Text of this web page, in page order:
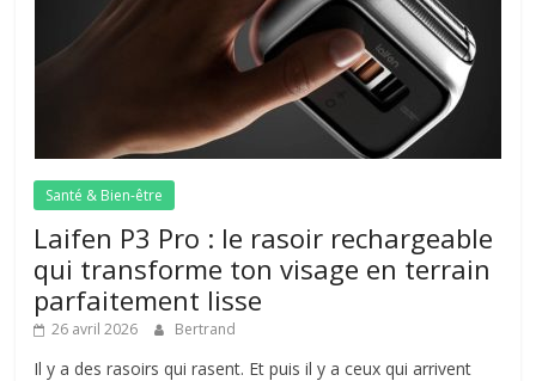
Santé & Bien-être
Laifen P3 Pro : le rasoir rechargeable
qui transforme ton visage en terrain
parfaitement lisse
26 avril 2026 Bertrand
Il y a des rasoirs qui rasent. Et puis il y a ceux qui arrivent